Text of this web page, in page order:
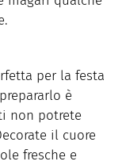
per la festa
è
non potrete
il cuore
fresche e